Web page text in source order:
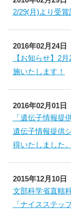
2/29(月)より受賞
2016年02月24日
【お知らせ】2
施いたします！
2016年02月01日
「遺伝子情報提
遺伝子情報提供
得いたしました。
2015年12月10日
文部科学省直轄
「ナイスステッ